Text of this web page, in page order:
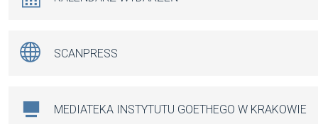
SCANPRESS
MEDIATEKA INSTYTUTU GOETHEGO W KRAKOWIE